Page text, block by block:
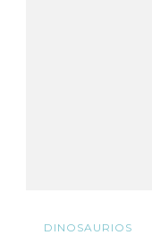
DINOSAURIOS